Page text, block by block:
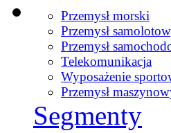
Przemysł morski
Przemysł
Przemysł
Telekomunikacja
Wyposażenie
Przemysł
Segmenty